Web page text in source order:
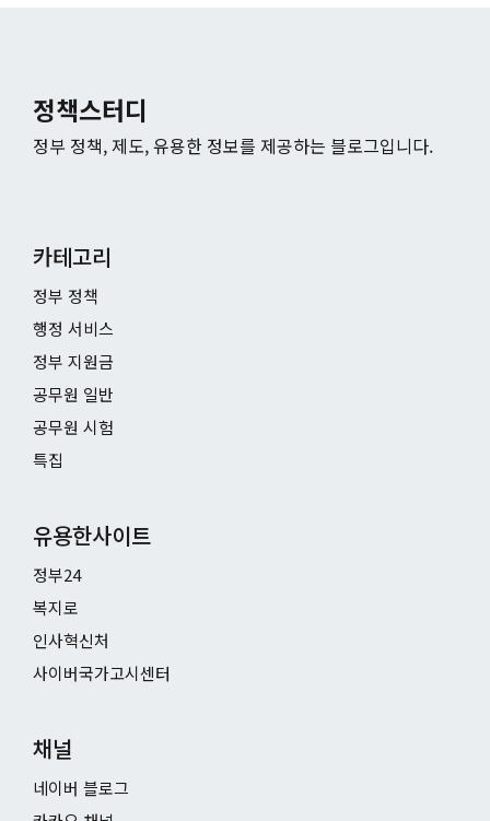
정책스터디
정부 정책, 제도, 유용한 정보를 제공하는 블로그입니다.
카테고리
정부 정책
행정 서비스
정부 지원금
공무원 일반
공무원 시험
특집
유용한사이트
정부24
복지로
인사혁신처
사이버국가고시센터
채널
네이버 블로그